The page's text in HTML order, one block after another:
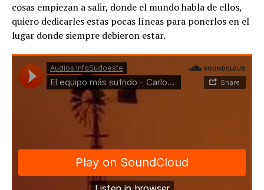
cosas empiezan a salir, donde el mundo habla de ellos,
quiero dedicarles estas pocas líneas para ponerlos en el
lugar donde siempre debieron estar.